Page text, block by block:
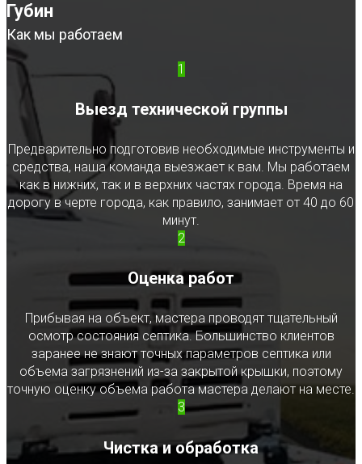
Губин
Как мы работаем
1
Выезд технической группы
Предварительно подготовив необходимые инструменты и
средства, наша команда выезжает к вам. Мы работаем
как в нижних, так и в верхних частях города. Время на
дорогу в черте города, как правило, занимает от 40 до 60
минут.
2
Оценка работ
Прибывая на объект, мастера проводят тщательный
осмотр состояния септика. Большинство клиентов
заранее не знают точных параметров септика или
объема загрязнений из-за закрытой крышки, поэтому
точную оценку объема работа мастера делают на месте.
3
Чистка и обработка